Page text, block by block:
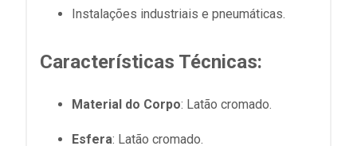
Instalações industriais e pneumáticas.
Características Técnicas:
Material do Corpo: Latão cromado.
Esfera: Latão cromado.